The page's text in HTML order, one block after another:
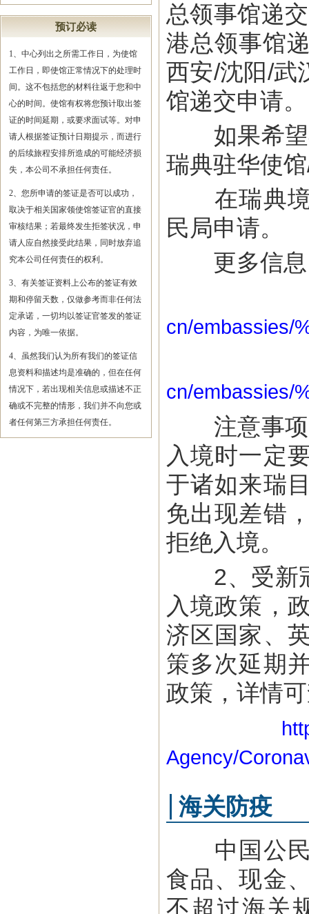
预订必读
1、中心列出之所需工作日，为使馆
工作日，即使馆正常情况下的处理时
间。这不包括您的材料往返于您和中
心的时间。使馆有权将您预计取出签
证的时间延期，或要求面试等。对申
请人根据签证预计日期提示，而进行
的后续旅程安排所造成的可能经济损
失，本公司不承担任何责任。
2、您所申请的签证是否可以成功，
取决于相关国家领使馆签证官的直接
审核结果；若最终发生拒签状况，申
请人应自然接受此结果，同时放弃追
究本公司任何责任的权利。
3、有关签证资料上公布的签证有效
期和停留天数，仅做参考而非任何法
定承诺，一切均以签证官签发的签证
内容，为唯一依据。
4、虽然我们认为所有我们的签证信
息资料和描述均是准确的，但在任何
情况下，若出现相关信息或描述不正
确或不完整的情形，我们并不向您或
者任何第三方承担任何责任。
总领事馆递
港总领事馆
西安/沈阳/武
馆递交申请。
如果希望
瑞典驻华使
在瑞典境
民局申请。
更多信息
cn/embassies/
cn/embassies/
注意事项
入境时一定
于诸如来瑞
免出现差错
拒绝入境。
2、受新冠
入境政策，
济区国家、
策多次延期
政策，详情
Agency/
海关防疫
中国公民
食品、现金
不超过海关